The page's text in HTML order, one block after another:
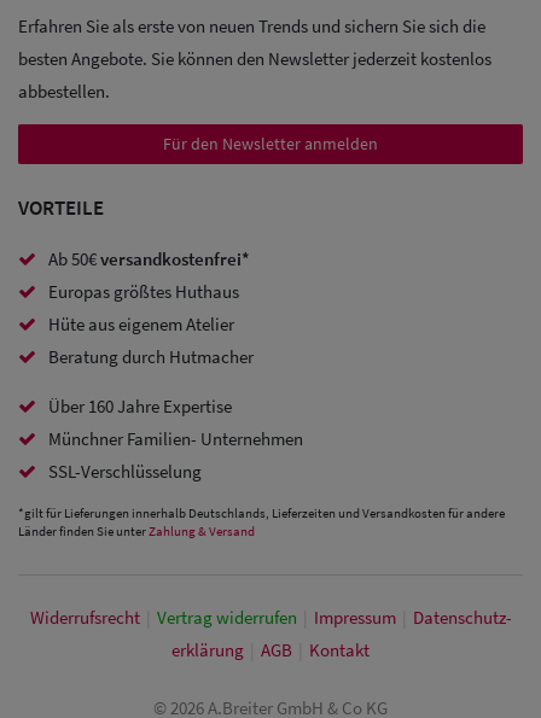
Sale: Army
Caps
mit
Ohrenschutz
Erfahren Sie als erste von neuen Trends und sichern Sie sich die
besten Angebote. Sie können den Newsletter jederzeit kostenlos
abbestellen.
Für den Newsletter anmelden
VORTEILE
Ab 50€versandkostenfrei*
Europas größtes Huthaus
Hüte aus eigenem Atelier
Beratung durch Hutmacher
Über 160 Jahre Expertise
Münchner Familien- Unternehmen
SSL-Verschlüsselung
*gilt für Lieferungen innerhalb Deutschlands, Lieferzeiten und Versandkosten für andere
Länder finden Sie unterZahlung & Versand
Widerrufs­recht Vertrag widerrufen Impressum
Daten­schutz­
erklärung
AGB Kontakt
© 2026 A.Breiter GmbH & Co KG